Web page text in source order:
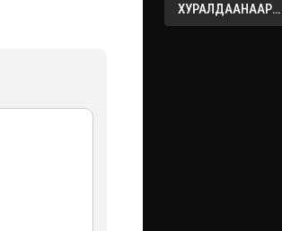
ХУРАЛДААНААР
ХЭЛЭЛЦЭЖ БУЙ